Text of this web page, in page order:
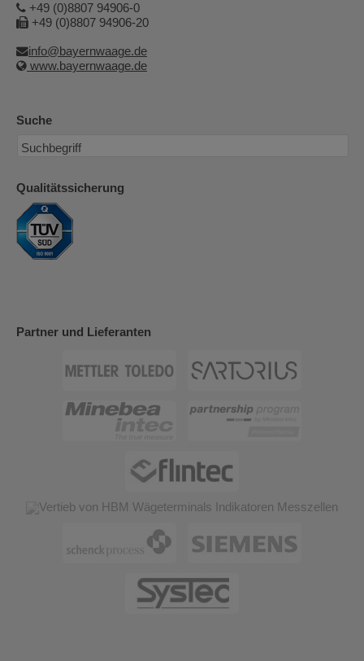
+49 (0)8807 94906-0
+49 (0)8807 94906-20
info@bayernwaage.de
www.bayernwaage.de
Suche
Qualitätssicherung
Partner und Lieferanten